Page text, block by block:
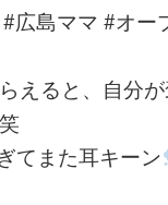
広島ママ #オー
えると、自分
てまた耳キーン